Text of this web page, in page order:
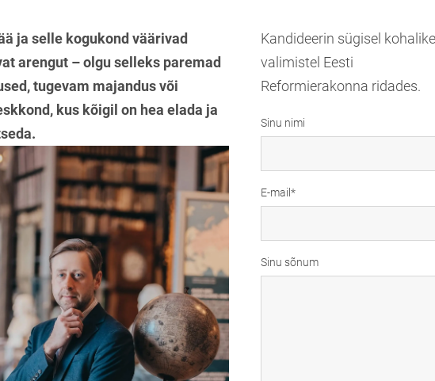
ja selle kogukond väärivad
arengut – olgu selleks paremad
tugevam majandus või
kus kõigil on hea elada ja
Kandideerin sügisel kohalikel
valimistel Eesti
Reformierakonna ridades.
Sinu nimi
E-mail
Sinu sõnum